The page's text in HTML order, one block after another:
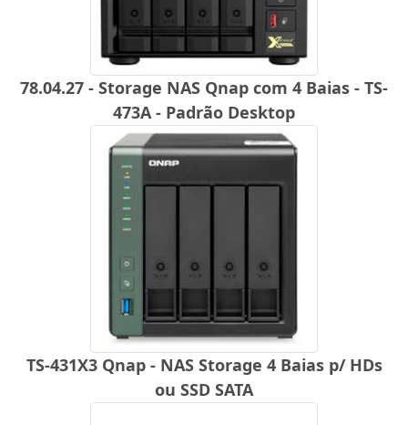
78.04.27 - Storage NAS Qnap com 4 Baias - TS-
473A - Padrão Desktop
TS-431X3 Qnap - NAS Storage 4 Baias p/ HDs
ou SSD SATA